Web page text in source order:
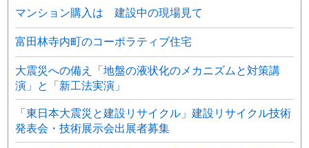
マンション購入は 建設中の現場見て
富田林寺内町のコーポラティブ住宅
大震災への備え「地盤の液状化のメカニズムと対策講
演」と「新工法実演」
「東日本大震災と建設リサイクル」建設リサイクル技術
発表会・技術展示会出展者募集